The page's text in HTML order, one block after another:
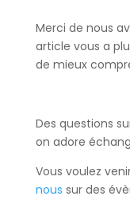
Merci de nous
article vous a
de mieux
Des questions
on adore
Vous voulez
nous sur des